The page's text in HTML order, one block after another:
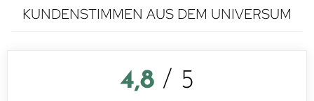
KUNDENSTIMMEN AUS DEM UNIVERSUM
4,8 / 5